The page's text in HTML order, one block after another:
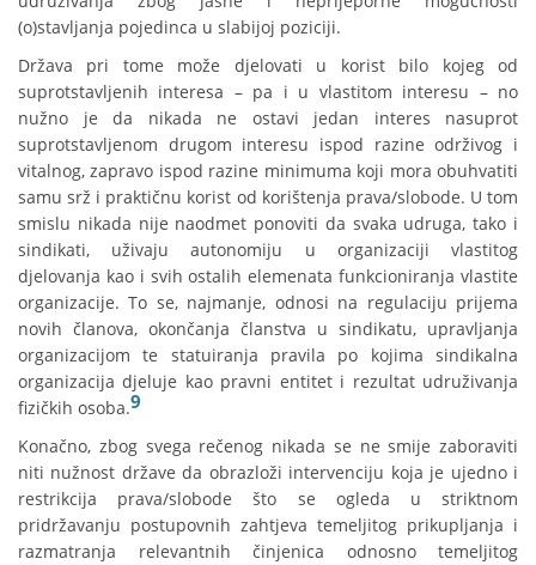
(o)stavljanja pojedinca u slabijoj poziciji.
Država pri tome može djelovati u korist bilo kojeg od
suprotstavljenih interesa – pa i u vlastitom interesu – no
nužno je da nikada ne ostavi jedan interes nasuprot
suprotstavljenom drugom interesu ispod razine održivog i
vitalnog, zapravo ispod razine minimuma koji mora obuhvatiti
samu srž i praktičnu korist od korištenja prava/slobode. U tom
smislu nikada nije naodmet ponoviti da svaka udruga, tako i
sindikati, uživaju autonomiju u organizaciji vlastitog
djelovanja kao i svih ostalih elemenata funkcioniranja vlastite
organizacije. To se, najmanje, odnosi na regulaciju prijema
novih članova, okončanja članstva u sindikatu, upravljanja
organizacijom te statuiranja pravila po kojima sindikalna
organizacija djeluje kao pravni entitet i rezultat udruživanja
fizičkih osoba.9
Konačno, zbog svega rečenog nikada se ne smije zaboraviti
niti nužnost države da obrazloži intervenciju koja je ujedno i
restrikcija prava/slobode što se ogleda u striktnom
pridržavanju postupovnih zahtjeva temeljitog prikupljanja i
razmatranja relevantnih činjenica odnosno temeljitog